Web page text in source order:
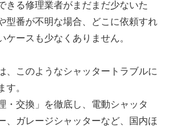
きる修理業者がまだまだ少ないた
型番が不明な場合、どこに依頼すれ
ケースも少なくありません。
、このようなシャッタートラブルに
。
・交換」を徹底し、電動シャッタ
、ガレージシャッターなど、国内ほ